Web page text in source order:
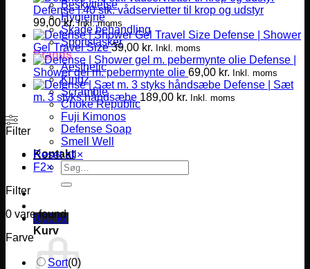
Beskyttelse
Hygiejne
Skade behandling
Sportstasker
Brands
Aesthetic
Kingz
Scramble
Choke Republic
Fuji Kimonos
Defense Soap
Smell Well
Kontakt
Søg
efter:
0,00 kr.
Kurv
Defense | 40 stk. vådservietter til krop og udstyr
99,00kr. Inkl. moms
Defense | Shower
Gel Travel Size 39,00 kr. Inkl. moms
Defense |
Shower gel m. pebermynte olie 69,00 kr. Inkl. moms
Defense | Sæt
m. 3 styks håndsæbe 189,00 kr. Inkl. moms
Filter
Reset all ×
F2×
Filter
0 vare found
Farve
Sort(0)